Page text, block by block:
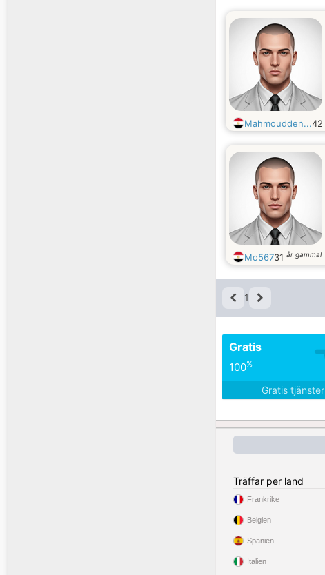
Mahmoudden...42
Mo56731 år gammal
1
Gratis
100%
Gratis tjänster
Träffar per land
Frankrike
Belgien
Spanien
Italien